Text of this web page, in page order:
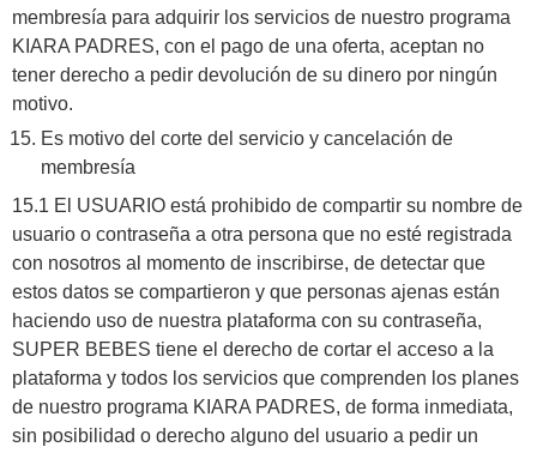
membresía para adquirir los servicios de nuestro programa
KIARA PADRES, con el pago de una oferta, aceptan no
tener derecho a pedir devolución de su dinero por ningún
motivo.
Es motivo del corte del servicio y cancelación de
membresía
15.1 El USUARIO está prohibido de compartir su nombre de
usuario o contraseña a otra persona que no esté registrada
con nosotros al momento de inscribirse, de detectar que
estos datos se compartieron y que personas ajenas están
haciendo uso de nuestra plataforma con su contraseña,
SUPER BEBES tiene el derecho de cortar el acceso a la
plataforma y todos los servicios que comprenden los planes
de nuestro programa KIARA PADRES, de forma inmediata,
sin posibilidad o derecho alguno del usuario a pedir un